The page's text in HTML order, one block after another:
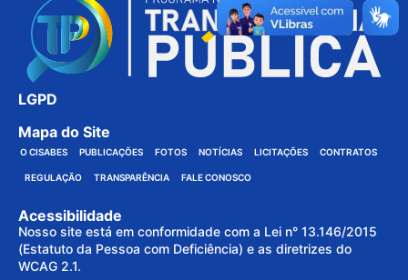
LGPD
Mapa do Site
O CISABES PUBLICAÇÕES FOTOS NOTÍCIAS LICITAÇÕES CONTRATOS
REGULAÇÃO TRANSPARÊNCIA FALE CONOSCO
Acessibilidade
Nosso site está em conformidade com a Lei n° 13.146/2015
(Estatuto da Pessoa com Deficiência) e as diretrizes do
WCAG 2.1.